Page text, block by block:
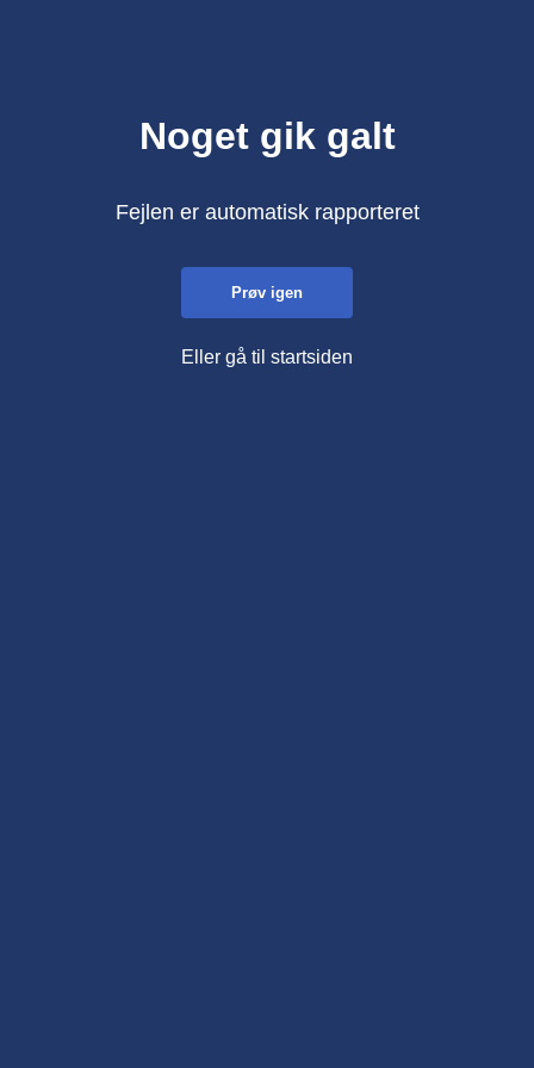
Noget gik galt
Fejlen er automatisk rapporteret
Prøv igen
Eller gå til startsiden